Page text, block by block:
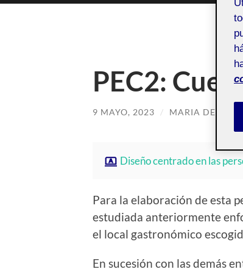
PEC2:
9 MAYO, 2023 / MARIA DEL
Diseño centrado en las
Para la elaboración de esta
estudiada anteriormente
el local gastronómico
En sucesión con las demás